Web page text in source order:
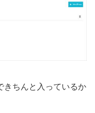
きちんと入っているか